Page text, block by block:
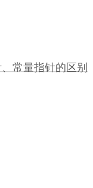
常量指针的区别